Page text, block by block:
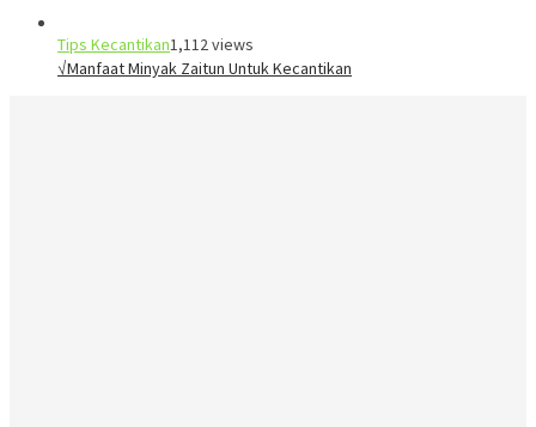
Tips Kecantikan1,112 views
√Manfaat Minyak Zaitun Untuk Kecantikan